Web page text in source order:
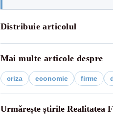
Distribuie articolul
Mai multe articole despre
criza economie firme
Urmărește știrile Realitatea